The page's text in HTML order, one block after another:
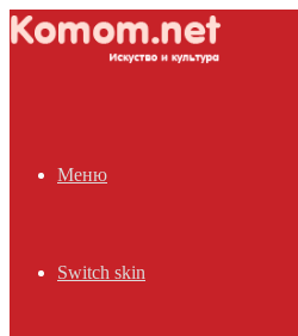
Меню
Switch skin